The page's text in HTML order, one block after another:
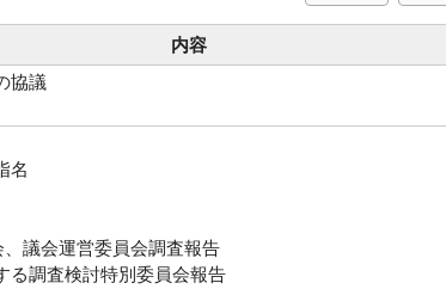
内容
協議
名
議会運営委員会調査報告
る調査検討特別委員会報告